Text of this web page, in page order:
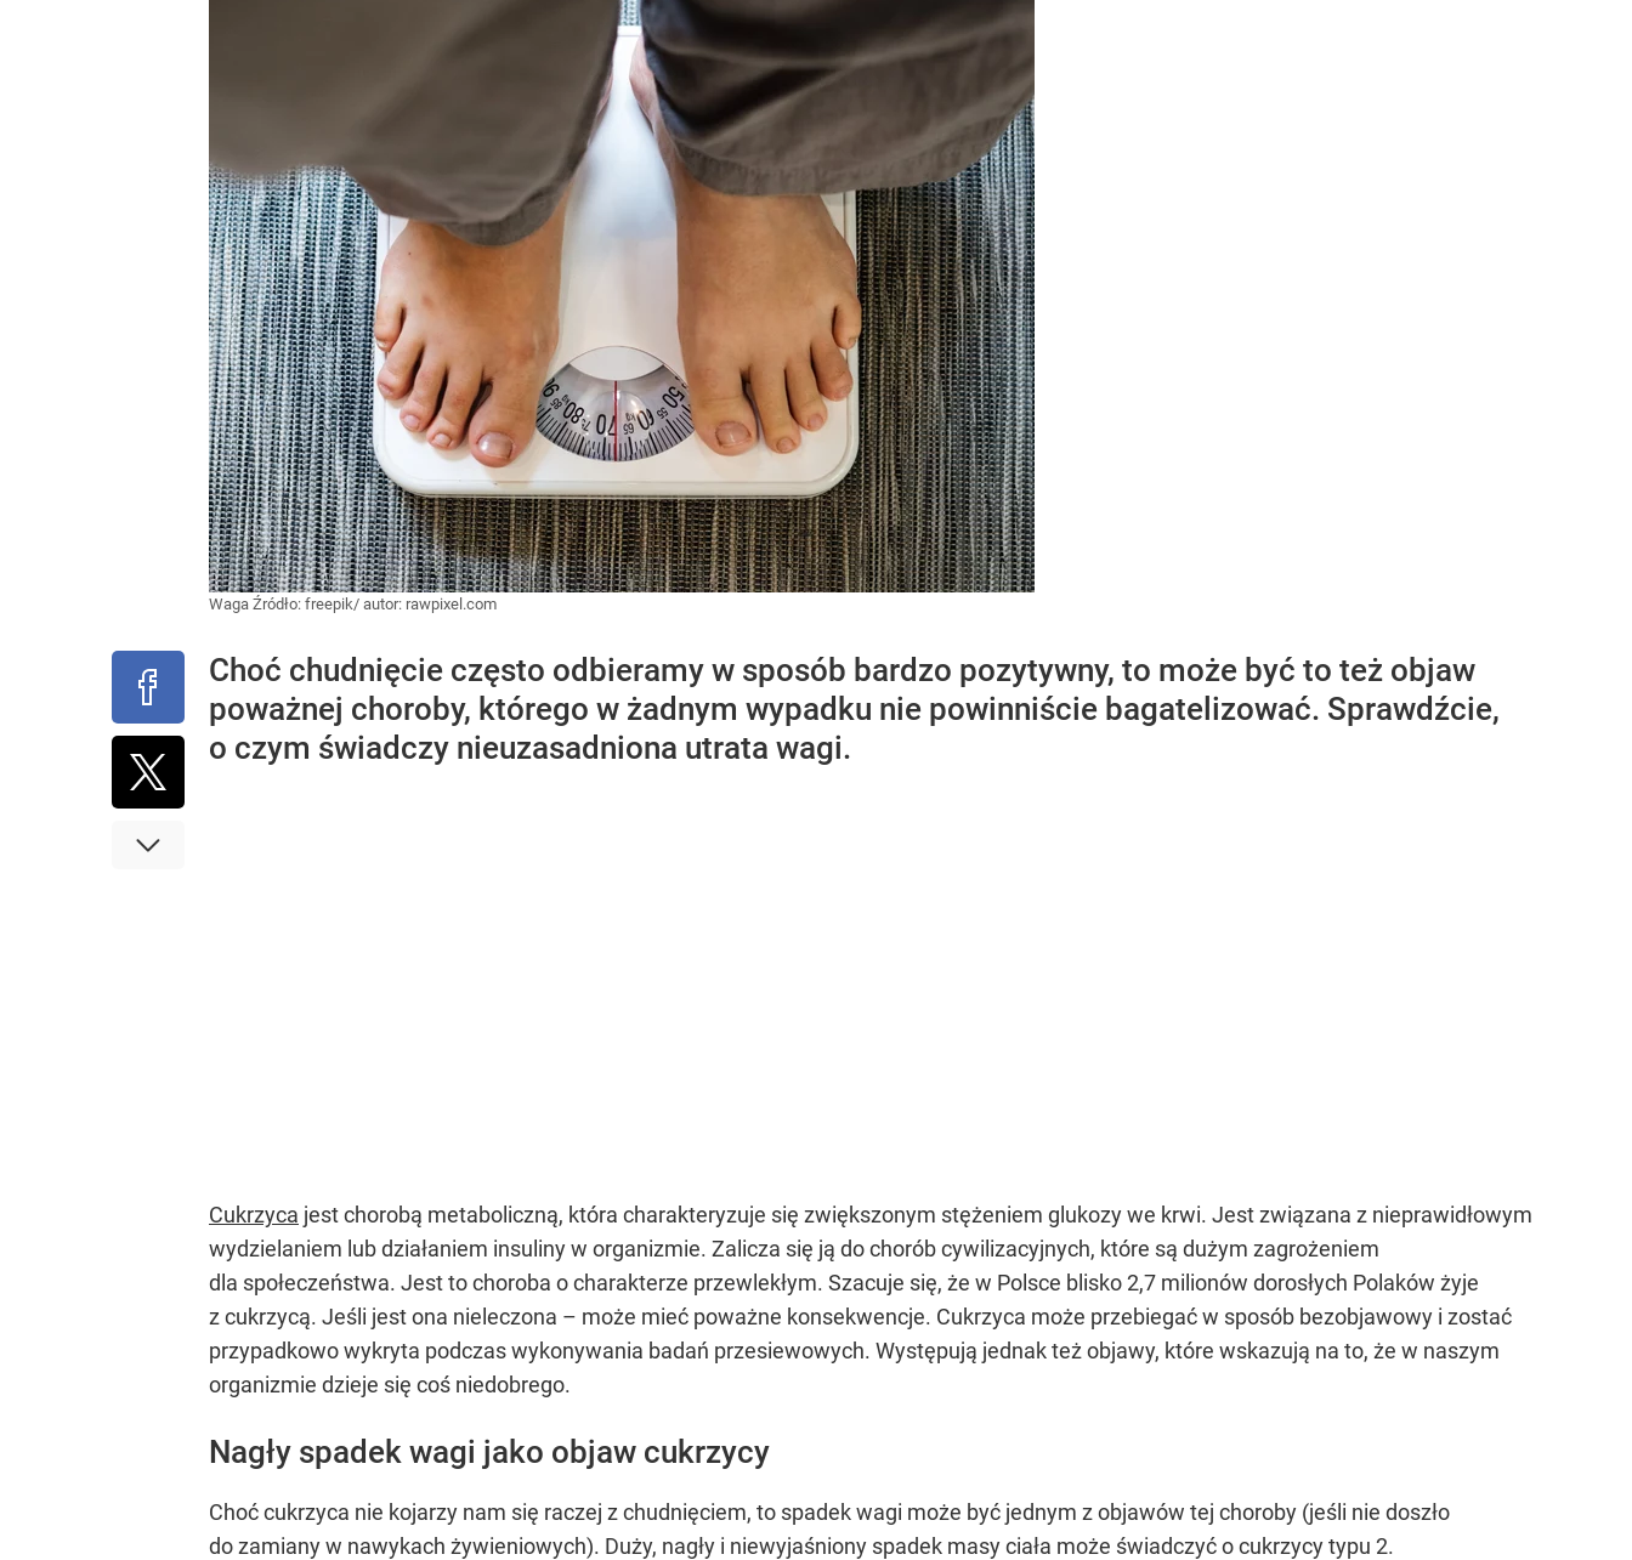
Waga Źródło: freepik/ autor: rawpixel.com
Choć chudnięcie często odbieramy w sposób bardzo pozytywny, to może być to też objaw
poważnej choroby, którego w żadnym wypadku nie powinniście bagatelizować. Sprawdźcie,
o czym świadczy nieuzasadniona utrata wagi.
Cukrzyca jest chorobą metaboliczną, która charakteryzuje się zwiększonym stężeniem glukozy we krwi. Jest związana z nieprawidłowym
wydzielaniem lub działaniem insuliny w organizmie. Zalicza się ją do chorób cywilizacyjnych, które są dużym zagrożeniem
dla społeczeństwa. Jest to choroba o charakterze przewlekłym. Szacuje się, że w Polsce blisko 2,7 milionów dorosłych Polaków żyje
z cukrzycą. Jeśli jest ona nieleczona – może mieć poważne konsekwencje. Cukrzyca może przebiegać w sposób bezobjawowy i zostać
przypadkowo wykryta podczas wykonywania badań przesiewowych. Występują jednak też objawy, które wskazują na to, że w naszym
organizmie dzieje się coś niedobrego.
Nagły spadek wagi jako objaw cukrzycy
Choć cukrzyca nie kojarzy nam się raczej z chudnięciem, to spadek wagi może być jednym z objawów tej choroby (jeśli nie doszło
do zamiany w nawykach żywieniowych). Duży, nagły i niewyjaśniony spadek masy ciała może świadczyć o cukrzycy typu 2.